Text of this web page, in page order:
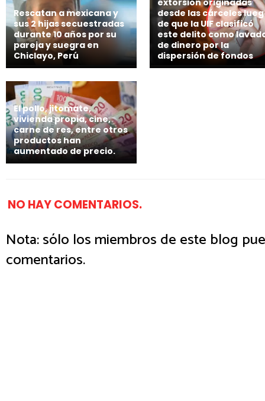
Rescatan a mexicana y
sus 2 hijas secuestradas
durante 10 años por su
pareja y suegra en
Chiclayo, Perú
desde las cárceles
de que la UIF clasificó
este delito como
de dinero por la
dispersión de fondos
El pollo, jitomate,
vivienda propia, cine,
carne de res, entre otros
productos han
aumentado de precio.
NO HAY COMENTARIOS.
Nota: sólo los miembros de este blog
comentarios.